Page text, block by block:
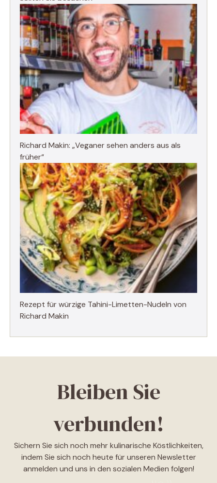
Richard Makin: „Veganer sehen anders aus als
früher“
Rezept für würzige Tahini-Limetten-Nudeln von
Richard Makin
Bleiben Sie
verbunden!
Sichern Sie sich noch mehr kulinarische Köstlichkeiten,
indem Sie sich noch heute für unseren Newsletter
anmelden und uns in den sozialen Medien folgen!